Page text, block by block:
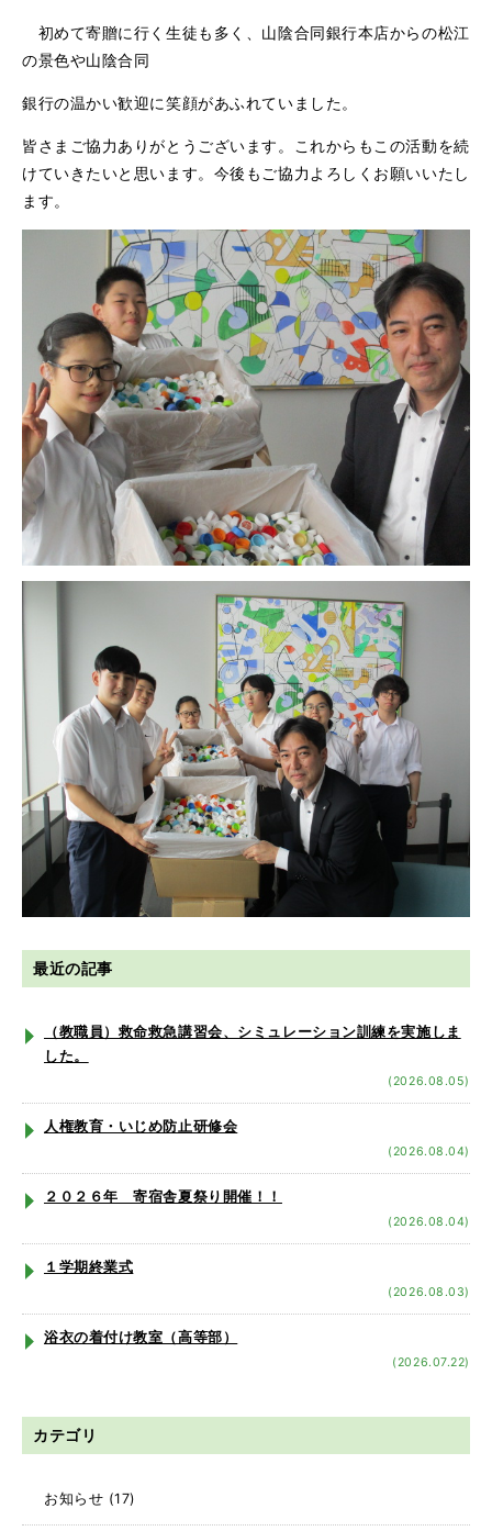
初めて寄贈に行く生徒も多く、山陰合同銀行本店からの松江
の景色や山陰合同
銀行の温かい歓迎に笑顔があふれていました。
皆さまご協力ありがとうございます。これからもこの活動を続
けていきたいと思います。今後もご協力よろしくお願いいたし
ます。
最近の記事
（教職員）救命救急講習会、シミュレーション訓練を実施しま
した。
(2026.08.05)
人権教育・いじめ防止研修会
(2026.08.04)
２０２６年 寄宿舎夏祭り開催！！
(2026.08.04)
１学期終業式
(2026.08.03)
浴衣の着付け教室（高等部）
(2026.07.22)
カテゴリ
お知らせ (17)